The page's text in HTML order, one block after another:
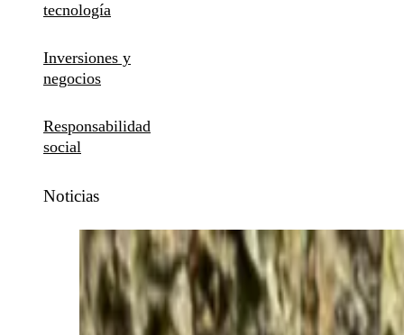
tecnología
Inversiones y
negocios
Responsabilidad
social
Noticias